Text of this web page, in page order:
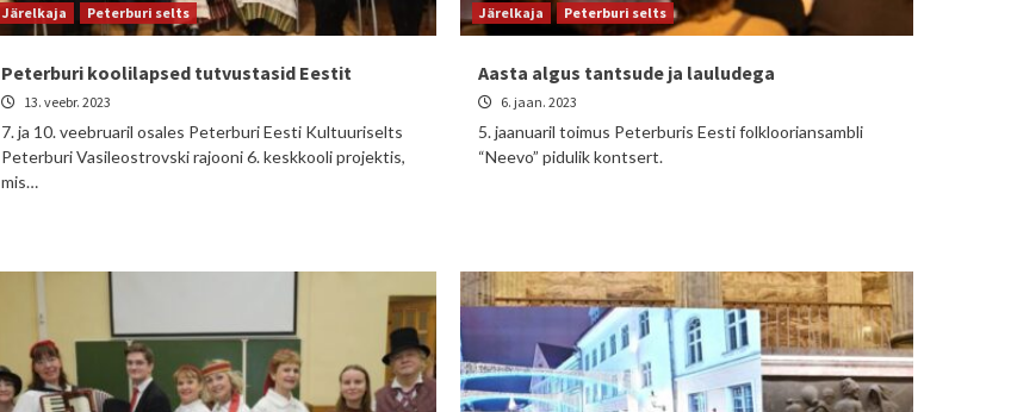
Järelkaja Peterburi selts
Peterburi koolilapsed tutvustasid Eestit
13. veebr. 2023
7. ja 10. veebruaril osales Peterburi Eesti Kultuuriselts
Peterburi Vasileostrovski rajooni 6. keskkooli projektis,
mis…
Järelkaja Peterburi selts
Aasta algus tantsude ja lauludega
6. jaan. 2023
5. jaanuaril toimus Peterburis Eesti folklooriansambli
“Neevo” pidulik kontsert.